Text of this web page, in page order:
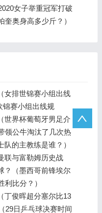
女子举重冠军打破
奥身高多少斤？）
女排世锦赛小组出线
锦赛小组出线规
世界杯葡萄牙男足介
领公牛淘汰了几次热
的主教练是谁？）
联与富勒姆历史战
？（墨西哥前锋埃尔
比分？）
丁俊晖超分塞尔比13
29日乒乓球决赛时间